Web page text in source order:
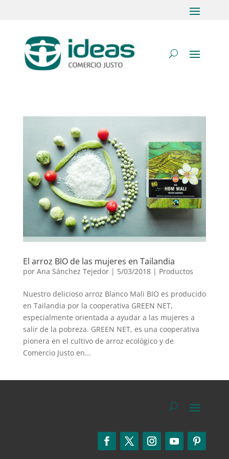
El arroz BIO de las mujeres en Tailandia
por Ana Sánchez Tejedor| 5/03/2018 | Productos
Nuestro delicioso arroz Blanco Mali BIO es producido
en Tailandia por la cooperativa GREEN NET,
especialmente orientada a ayudar a las mujeres a
salir de la pobreza. GREEN NET, es una cooperativa
pionera en el cultivo de arroz ecológico y de
Comercio Justo en...